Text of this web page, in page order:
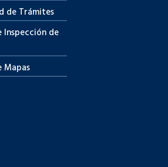
de Trámites
Inspección de
Mapas